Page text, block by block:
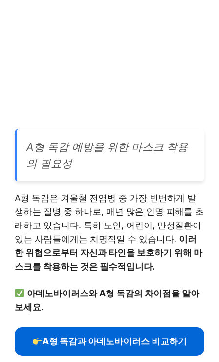
A형 독감 예방을 위한 마스크 착용
의 필요성
A형 독감은 겨울철 전염병 중 가장 빈번하게 발
생하는 질병 중 하나로, 매년 많은 인명 피해를 초
래하고 있습니다. 특히 노인, 어린이, 만성질환이
있는 사람들에게는 치명적일 수 있습니다. 이러
한 위협으로부터 자신과 타인을 보호하기 위해 마
스크를 착용하는 것은 필수적입니다.
아데노바이러스와 A형 독감의 차이점을 알아
보세요.
A형 독감과 아데노바이러스 비교하기